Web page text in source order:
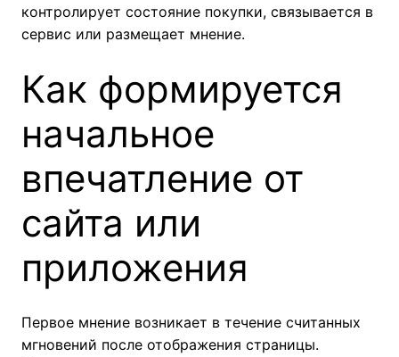
контролирует состояние покупки, связывается в
сервис или размещает мнение.
Как формируется
начальное
впечатление от
сайта или
приложения
Первое мнение возникает в течение считанных
мгновений после отображения страницы.